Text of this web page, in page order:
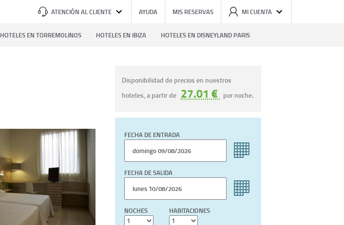
ATENCIÓN AL CLIENTE AYUDA MIS RESERVAS MI CUENTA
HOTELES EN TORREMOLINOS HOTELES EN IBIZA HOTELES EN DISNEYLAND PARIS
Disponibilidad de precios en nuestros
hoteles, a partir de 27.01 € por noche.
FECHA DE ENTRADA
FECHA DE SALIDA
NOCHES HABITACIONES